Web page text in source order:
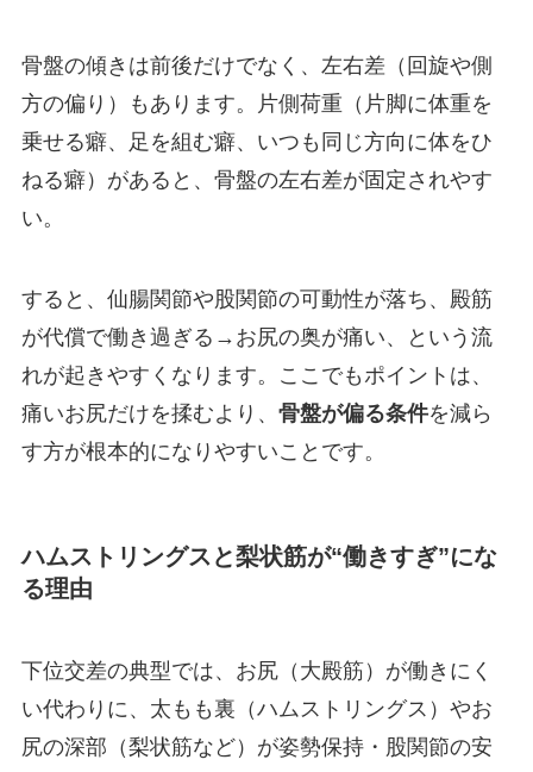
骨盤の傾きは前後だけでなく、左右差（回旋や側
方の偏り）もあります。片側荷重（片脚に体重を
乗せる癖、足を組む癖、いつも同じ方向に体をひ
ねる癖）があると、骨盤の左右差が固定されやす
い。
すると、仙腸関節や股関節の可動性が落ち、殿筋
が代償で働き過ぎる→お尻の奥が痛い、という流
れが起きやすくなります。ここでもポイントは、
痛いお尻だけを揉むより、 骨盤が偏る条件を減ら
す方が根本的になりやすいことです。
ハムストリングスと梨状筋が“働きすぎ”にな
る理由
下位交差の典型では、お尻（大殿筋）が働きにく
い代わりに、太もも裏（ハムストリングス）やお
尻の深部（梨状筋など）が姿勢保持・股関節の安